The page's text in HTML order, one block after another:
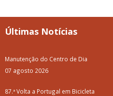
Últimas Notícias
Manutenção do Centro de Dia
07 agosto 2026
87.ª Volta a Portugal em Bicicleta